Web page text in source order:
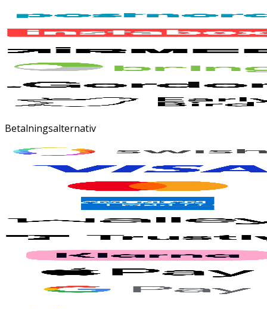
Betalningsalternativ